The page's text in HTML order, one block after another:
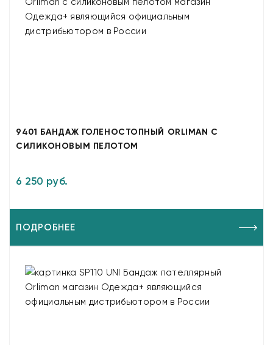
9401 БАНДАЖ ГОЛЕНОСТОПНЫЙ ORLIMAN С
СИЛИКОНОВЫМ ПЕЛОТОМ
6 250 руб.
ПОДРОБНЕЕ